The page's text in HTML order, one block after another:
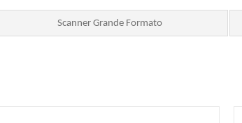
Scanner Grande Formato